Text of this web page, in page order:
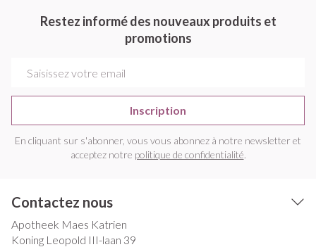
Restez informé des nouveaux produits et
promotions
Inscription
En cliquant sur s'abonner, vous vous abonnez à notre newsletter et
acceptez notre politique de confidentialité.
Contactez nous
Apotheek Maes Katrien
Koning Leopold III-laan 39